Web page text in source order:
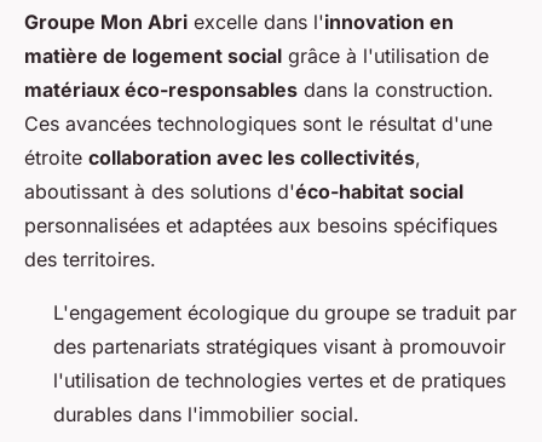
Groupe Mon Abri excelle dans l'innovation en
matière de logement social grâce à l'utilisation de
matériaux éco-responsables dans la construction.
Ces avancées technologiques sont le résultat d'une
étroite collaboration avec les collectivités,
aboutissant à des solutions d'éco-habitat social
personnalisées et adaptées aux besoins spécifiques
des territoires.
L'engagement écologique du groupe se traduit par
des partenariats stratégiques visant à promouvoir
l'utilisation de technologies vertes et de pratiques
durables dans l'immobilier social.